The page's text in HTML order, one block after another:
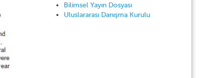
Bilimsel Yayın Dosyası
Uluslararası Danışma Kurulu